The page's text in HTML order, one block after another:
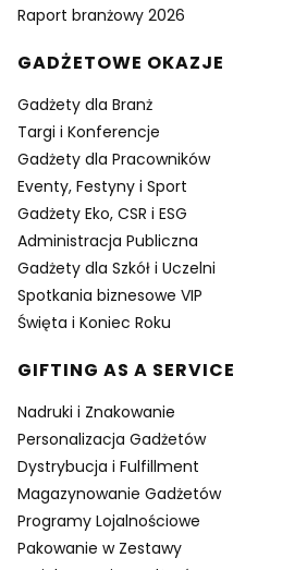
Raport branżowy 2026
GADŻETOWE OKAZJE
Gadżety dla Branż
Targi i Konferencje
Gadżety dla Pracowników
Eventy, Festyny i Sport
Gadżety Eko, CSR i ESG
Administracja Publiczna
Gadżety dla Szkół i Uczelni
Spotkania biznesowe VIP
Święta i Koniec Roku
GIFTING AS A SERVICE
Nadruki i Znakowanie
Personalizacja Gadżetów
Dystrybucja i Fulfillment
Magazynowanie Gadżetów
Programy Lojalnościowe
Pakowanie w Zestawy